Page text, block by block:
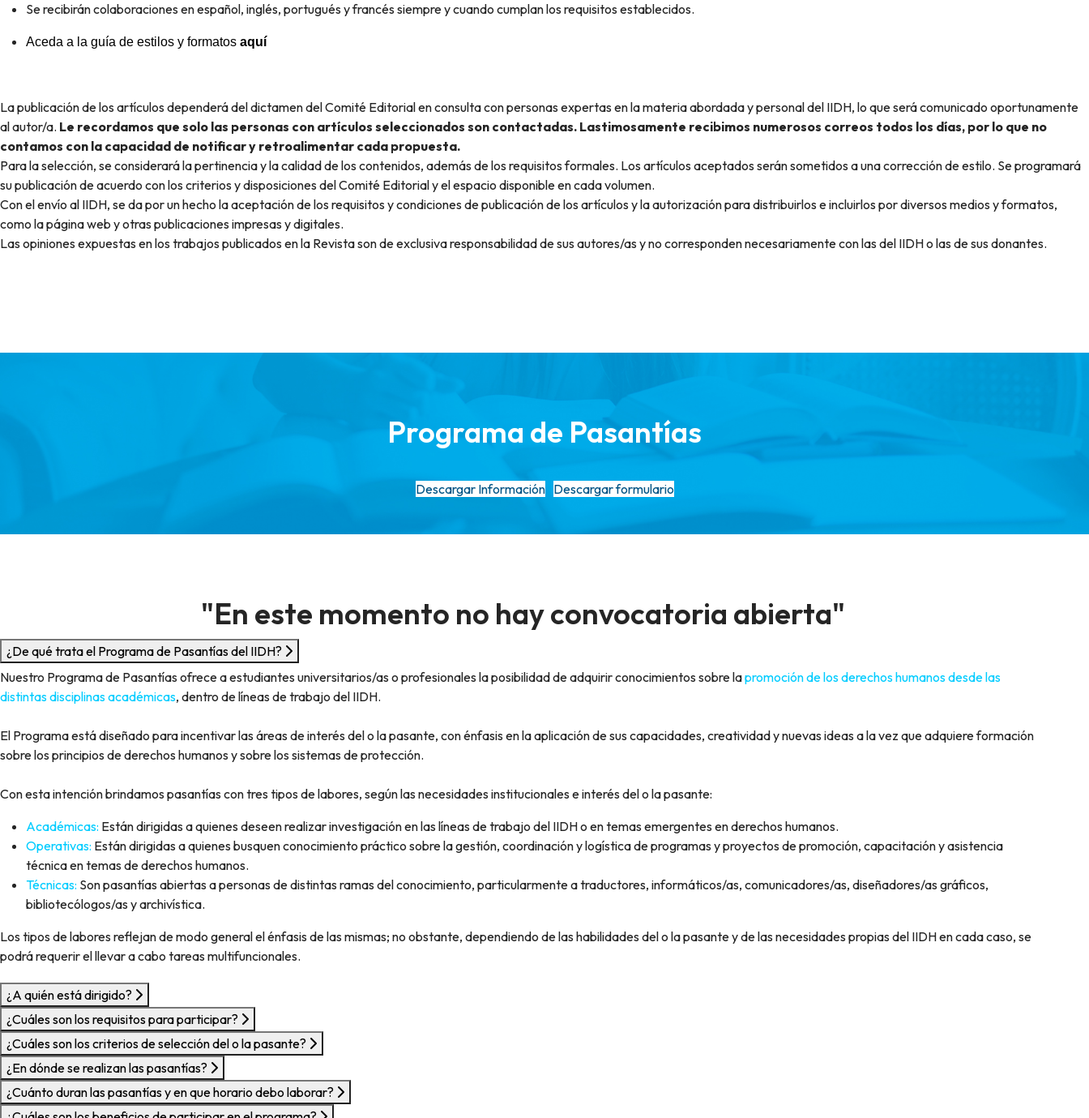
Se recibirán colaboraciones en español, inglés, portugués y francés siempre y cuando cumplan los requisitos establecidos.
Aceda a la guía de estilos y formatos aquí
La publicación de los artículos dependerá del dictamen del Comité Editorial en consulta con personas expertas en la materia abordada y personal del IIDH, lo que será comunicado oportunamente
al autor/a. Le recordamos que solo las personas con artículos seleccionados son contactadas. Lastimosamente recibimos numerosos correos todos los días, por lo que no
contamos con la capacidad de notificar y retroalimentar cada propuesta.
Para la selección, se considerará la pertinencia y la calidad de los contenidos, además de los requisitos formales. Los artículos aceptados serán sometidos a una corrección de estilo. Se programará
su publicación de acuerdo con los criterios y disposiciones del Comité Editorial y el espacio disponible en cada volumen.
Con el envío al IIDH, se da por un hecho la aceptación de los requisitos y condiciones de publicación de los artículos y la autorización para distribuirlos e incluirlos por diversos medios y formatos,
como la página web y otras publicaciones impresas y digitales.
Las opiniones expuestas en los trabajos publicados en la Revista son de exclusiva responsabilidad de sus autores/as y no corresponden necesariamente con las del IIDH o las de sus donantes.
Programa de Pasantías
Descargar Información Descargar formulario
"En este momento no hay convocatoria abierta"
¿De qué trata el Programa de Pasantías del IIDH?
Nuestro Programa de Pasantías ofrece a estudiantes universitarios/as o profesionales la posibilidad de adquirir conocimientos sobre lapromoción de los derechos humanos desde las
distintas disciplinas académicas, dentro de líneas de trabajo del IIDH.
El Programa está diseñado para incentivar las áreas de interés del o la pasante, con énfasis en la aplicación de sus capacidades, creatividad y nuevas ideas a la vez que adquiere formación
sobre los principios de derechos humanos y sobre los sistemas de protección.
Con esta intención brindamos pasantías con tres tipos de labores, según las necesidades institucionales e interés del o la pasante:
Académicas: Están dirigidas a quienes deseen realizar investigación en las líneas de trabajo del IIDH o en temas emergentes en derechos humanos.
Operativas: Están dirigidas a quienes busquen conocimiento práctico sobre la gestión, coordinación y logística de programas y proyectos de promoción, capacitación y asistencia
técnica en temas de derechos humanos.
Técnicas: Son pasantías abiertas a personas de distintas ramas del conocimiento, particularmente a traductores, informáticos/as, comunicadores/as, diseñadores/as gráficos,
bibliotecólogos/as y archivística.
Los tipos de labores reflejan de modo general el énfasis de las mismas; no obstante, dependiendo de las habilidades del o la pasante y de las necesidades propias del IIDH en cada caso, se
podrá requerir el llevar a cabo tareas multifuncionales.
¿A quién está dirigido?
¿Cuáles son los requisitos para participar?
¿Cuáles son los criterios de selección del o la pasante?
¿En dónde se realizan las pasantías?
¿Cuánto duran las pasantías y en que horario debo laborar?